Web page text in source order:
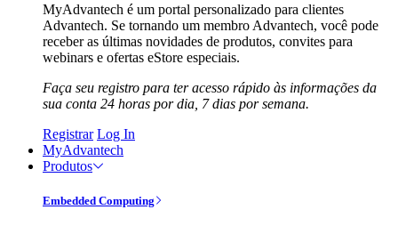
MyAdvantech é um portal personalizado para clientes
Advantech. Se tornando um membro Advantech, você pode
receber as últimas novidades de produtos, convites para
webinars e ofertas eStore especiais.
Faça seu registro para ter acesso rápido às informações da
sua conta 24 horas por dia, 7 dias por semana.
Registrar Log In
MyAdvantech
Produtos
Embedded Computing